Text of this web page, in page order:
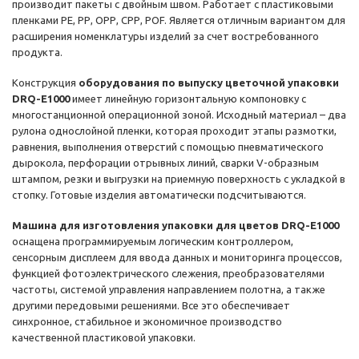
производит пакеты с двойным швом. Работает с пластиковыми
пленками РЕ, РР, ОРР, СРР, POF. Является отличным вариантом для
расширения номенклатуры изделий за счет востребованного
продукта.
Конструкция оборудования по выпуску цветочной упаковки
DRQ-E1000имеет линейную горизонтальную компоновку с
многостанционной операционной зоной. Исходный материал – два
рулона однослойной пленки, которая проходит этапы размотки,
равнения, выполнения отверстий с помощью пневматического
дырокола, перфорации отрывных линий, сварки V-образным
штампом, резки и выгрузки на приемную поверхность с укладкой в
стопку. Готовые изделия автоматически подсчитываются.
Машина для изготовления упаковки для цветов DRQ-E1000
оснащена программируемым логическим контроллером,
сенсорным дисплеем для ввода данных и мониторинга процессов,
функцией фотоэлектрического слежения, преобразователями
частоты, системой управления направлением полотна, а также
другими передовыми решениями. Все это обеспечивает
синхронное, стабильное и экономичное производство
качественной пластиковой упаковки.